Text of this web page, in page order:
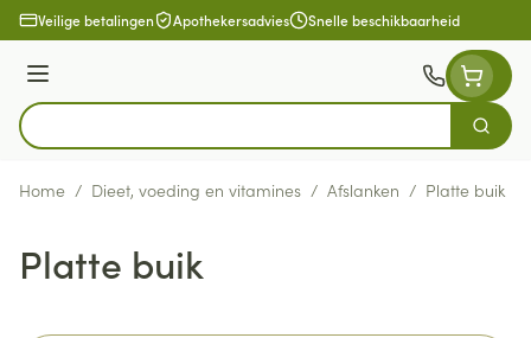
Ga naar de inhoud
Veilige betalingen Apothekersadvies Snelle beschikbaarheid
Menu
Product, merk, categorie...
Zoek
Home / Dieet, voeding en vitamines / Afslanken / Platte buik
Platte buik